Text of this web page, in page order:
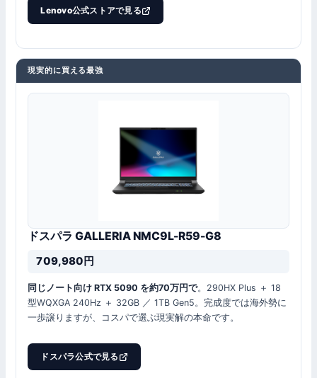
Lenovo公式ストアで見る
現実的に買える最強
ドスパラ GALLERIA NMC9L-R59-G8
709,980円
同じノート向け RTX 5090 を約70万円で。290HX Plus ＋ 18
型WQXGA 240Hz ＋ 32GB ／ 1TB Gen5。完成度では海外勢に
一歩譲りますが、コスパで選ぶ現実解の本命です。
ドスパラ公式で見る